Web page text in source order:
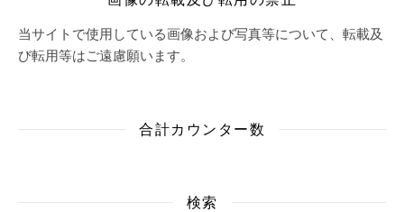
当サイトで使用している画像および写真等について、転載及
び転用等はご遠慮願います。
合計カウンター数
検索